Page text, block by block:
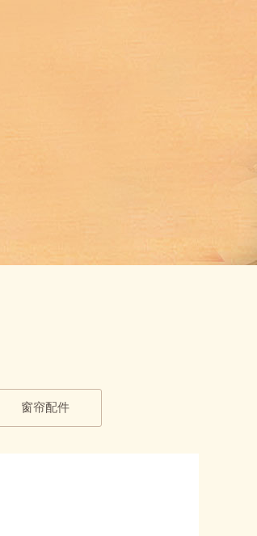
窗帘配件